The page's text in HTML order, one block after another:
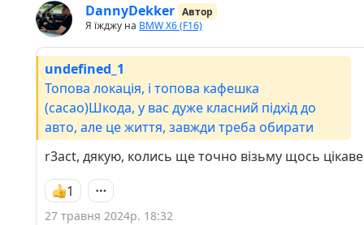
DannyDekker Автор
Я їжджу на BMW X6 (F16)
undefined_1
Топова локація, і топова кафешка
(сасао)Шкода, у вас дуже класний підхід до
авто, але це життя, завжди треба обирати
r3act, дякую, колись ще точно візьму щось цікаве
1
27 травня 2024р. 18:32